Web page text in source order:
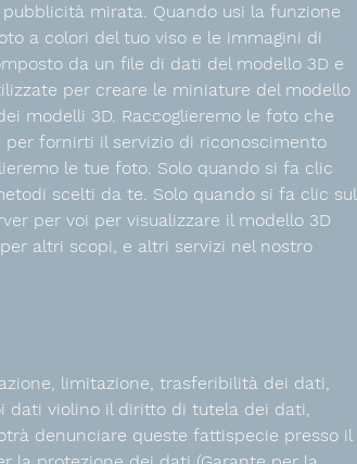
mirata. Quando usi la funzione
a colori del tuo viso e le immagini di
da un file di dati del modello 3D e
per creare le miniature del modello
modelli 3D. Raccoglieremo le foto che
fornirti il servizio di riconoscimento
le tue foto. Solo quando si fa clic
scelti da te. Solo quando si fa clic sul
per voi per visualizzare il modello 3D
altri scopi, e altri servizi nel nostro
limitazione, trasferibilità dei dati,
dati violino il diritto di tutela dei dati,
denunciare queste fattispecie presso il